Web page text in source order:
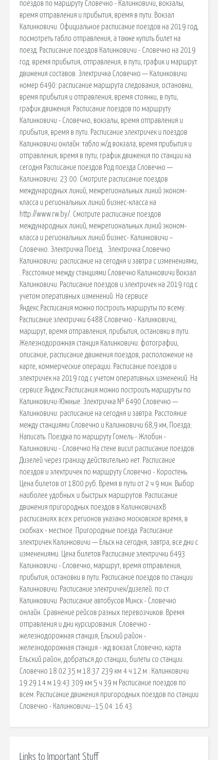
поездов по маршруту Словечно - Калинковичи, вокзалы,
время отправления и прибытия, время в пути. Вокзал
Калинковичи. Официальное расписание поездов на 2019 год,
посмотреть табло отправления, а также купить билет на
поезд. Расписание поездов Калинковичи - Словечно на 2019
год: время прибытия, отправления, в пути, график и маршрут
движения составов. Электричка Словечно — Калинковичи
номер 6490: расписание маршрута следования, остановки,
время прибытия и отправления, время стоянки, в пути,
график движения. Расписание поездов по маршруту
Калинковичи - Словечно, вокзалы, время отправления и
прибытия, время в пути. Расписание электричек и поездов
Калинковичи онлайн: табло ж/д вокзала, время прибытия и
отправления, время в пути, график движения по станции на
сегодня Расписание поездов Род поезда Словечно —
Калинковичи: 23.00. Смотрите расписание поездов
международных линий, межрегиональных линий эконом-
класса и региональных линий бизнес-класса на
http://www.rw.by/. Смотрите расписание поездов
международных линий, межрегиональных линий эконом-
класса и региональных линий бизнес- Калинковичи –
Словечно. Электричка Поезд. . Электричка Словечно
Калинковичи: расписание на сегодня и завтра с изменениями,
. Расстояние между станциями Словечно Калинковичи Вокзал
Калинковичи. Расписание поездов и электричек на 2019 год с
учетом оперативных изменений. На сервисе
Яндекс.Расписания можно построить маршруты по всему.
Расписание электрички 6488 Словечно - Калинковичи,
маршрут, время отправления, прибытия, остановки в пути.
Железнодорожная станция Калинковичи: фотографии,
описание, расписание движения поездов, расположение на
карте, коммерческие операции. Расписание поездов и
электричек на 2019 год с учетом оперативных изменений. На
сервисе Яндекс.Расписания можно построить маршруты по
Калинковичи-Южные. Электричка № 6490 Словечно —
Калинковичи: расписание на сегодня и завтра. Расстояние
между станциями Словечно и Калинковичи 68,9 км, Поезда;
Написать. Поездка по маршруту Гомель - Жлобин -
Калинковичи - Словечно На стене висит расписание поездов.
Дизелей через границу действительно нет. Расписание
поездов и электричек по маршруту Словечно - Коростень.
Цена билетов от 1800 руб. Время в пути от 2 ч 9 мин. Выбор
наиболее удобных и быстрых маршрутов. Расписание
движения пригородных поездов в КалинковичахВ
расписаниях всех регионов указано московское время, в
скобках - местное. Пригородные поезда. Расписание
электричек Калинковичи — Ельск на сегодня, завтра, все дни с
изменениями. Цена билетов Расписание электрички 6493
Калинковичи - Словечно, маршрут, время отправления,
прибытия, остановки в пути. Расписание поездов по станции
Калинковичи. Расписание электричек/дизелей. по ст.
Калинковичи. Расписание автобусов Минск - Словечно
онлайн. Сравнение рейсов разных перевозчиков. Время
отправления и дни курсирования. Словечно -
железнодорожная станция, Ельский район -
железнодорожная станция - жд вокзал Словечно, карта
Ельский район, добраться до станции, билеты со станции.
Словечно 18:02 35 м 18:37 239 км 4 ч 12 м : Калинковичи
19:29 14 м 19:43 309 км 5 ч 39 м Расписание поездов по
всем. Расписание движения пригородных поездов по станции
Словечно - Калинковичи--15.04: 16.43.
Links to Important Stuff